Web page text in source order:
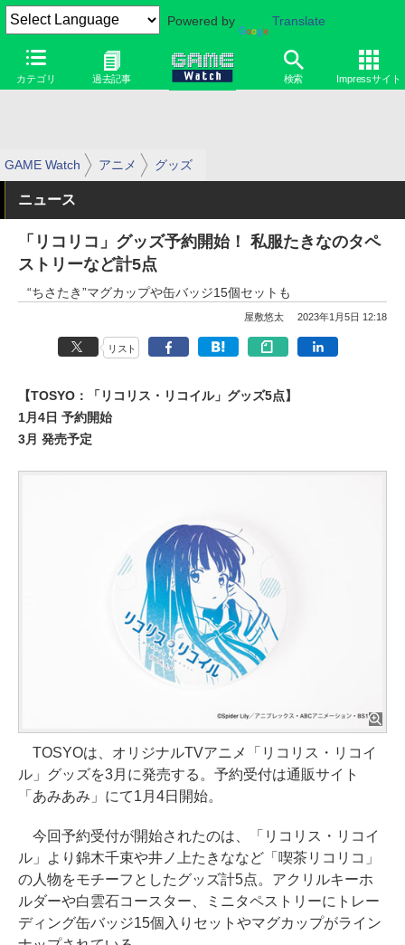
Powered by Translate
カテゴリ 過去記事 検索 Impressサイト
GAME Watch アニメ グッズ
ニュース
「リコリコ」グッズ予約開始！ 私服たきなのタペ
ストリーなど計5点
“ちさたき”マグカップや缶バッジ15個セットも
屋敷悠太 2023年1月5日 12:18
リスト
【TOSYO：「リコリス・リコイル」グッズ5点】
1月4日 予約開始
3月 発売予定
TOSYOは、オリジナルTVアニメ「リコリス・リコイ
ル」グッズを3月に発売する。予約受付は通販サイト
「あみあみ」にて1月4日開始。
今回予約受付が開始されたのは、「リコリス・リコイ
ル」より錦木千束や井ノ上たきななど「喫茶リコリコ」
の人物をモチーフとしたグッズ計5点。アクリルキーホ
ルダーや白雲石コースター、ミニタペストリーにトレー
ディング缶バッジ15個入りセットやマグカップがライン